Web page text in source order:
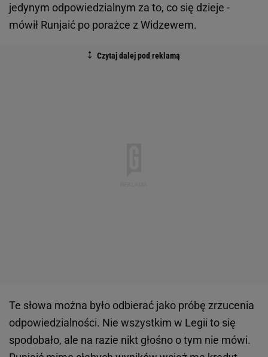
jedynym odpowiedzialnym za to, co się dzieje -
mówił Runjaić po porażce z Widzewem.
Te słowa można było odbierać jako próbę zrzucenia
odpowiedzialności. Nie wszystkim w Legii to się
spodobało, ale na razie nikt głośno o tym nie mówi.